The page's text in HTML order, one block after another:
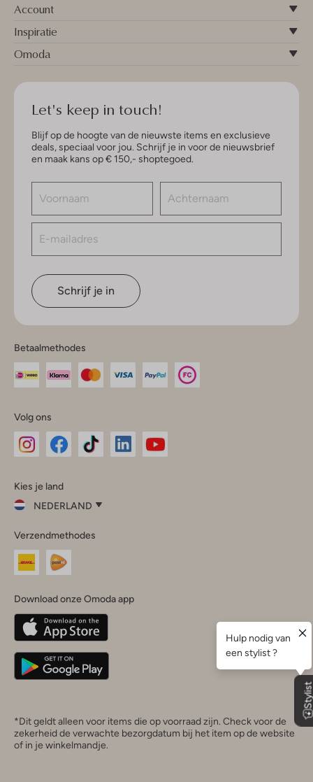
Account
Inspiratie
Omoda
Let's keep in touch!
Blijf op de hoogte van de nieuwste items en exclusieve
deals, speciaal voor jou. Schrijf je in voor de nieuwsbrief
en maak kans op € 150,- shoptegoed.
Schrijf je in
Betaalmethodes
Volg ons
InstagramFacebook
Kies je land
NEDERLAND
je
land
Nederland
Belgique(Français)
Deutschland
Verzendmethodes
Download onze Omoda app
*Dit geldt alleen voor items die op voorraad zijn. Check voor de
zekerheid de verwachte bezorgdatum bij het item op de website
of in je winkelmandje.